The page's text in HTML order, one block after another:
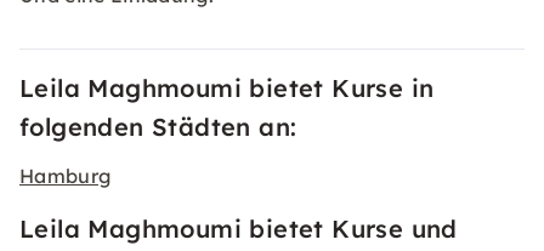
Leila Maghmoumi bietet Kurse in
folgenden Städten an:
Hamburg
Leila Maghmoumi bietet Kurse und